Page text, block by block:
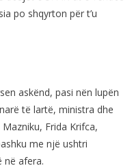
po shqyrton për t’u
askënd, pasi nën lupën
të lartë, ministra dhe
Frida Krifca,
me një ushtri
në afera.